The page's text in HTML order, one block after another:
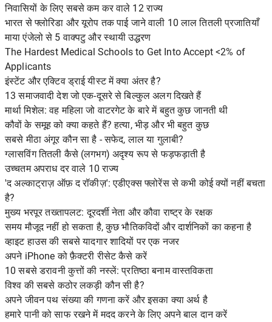
निवासियों के लिए सबसे कम कर वाले 12 राज्य
भारत से फ्लोरिडा और यूरोप तक पाई जाने वाली 10 लाल तितली प्रजातियाँ
माया एंजेलो से 5 वाक्पटु और स्थायी उद्धरण
The Hardest Medical Schools to Get Into Accept <2% of
Applicants
इंस्टेंट और एक्टिव ड्राई यीस्ट में क्या अंतर है?
13 समाजवादी देश जो एक-दूसरे से बिल्कुल अलग दिखते हैं
मार्था मिशेल: वह महिला जो वाटरगेट के बारे में बहुत कुछ जानती थी
कौवों के समूह को क्या कहते हैं? हत्या, भीड़ और भी बहुत कुछ
सबसे मीठा अंगूर कौन सा है - सफेद, लाल या गुलाबी?
ग्लासविंग तितली कैसे (लगभग) अदृश्य रूप से फड़फड़ाती है
उच्चतम अपराध दर वाले 10 राज्य
'द अल्काट्राज़ ऑफ़ द रॉकीज़': एडीएक्स फ्लोरेंस से कभी कोई क्यों नहीं बचता
है?
मुख्य भरपूर तख्तापलट: दूरदर्शी नेता और कौवा राष्ट्र के रक्षक
समय मौजूद नहीं हो सकता है, कुछ भौतिकविदों और दार्शनिकों का कहना है
व्हाइट हाउस की सबसे यादगार शादियों पर एक नजर
अपने iPhone को फ़ैक्टरी रीसेट कैसे करें
10 सबसे डरावनी कुत्तों की नस्लें: प्रतिष्ठा बनाम वास्तविकता
विश्व की सबसे कठोर लकड़ी कौन सी है?
अपने जीवन पथ संख्या की गणना करें और इसका क्या अर्थ है
हमारे पानी को साफ रखने में मदद करने के लिए अपने बाल दान करें